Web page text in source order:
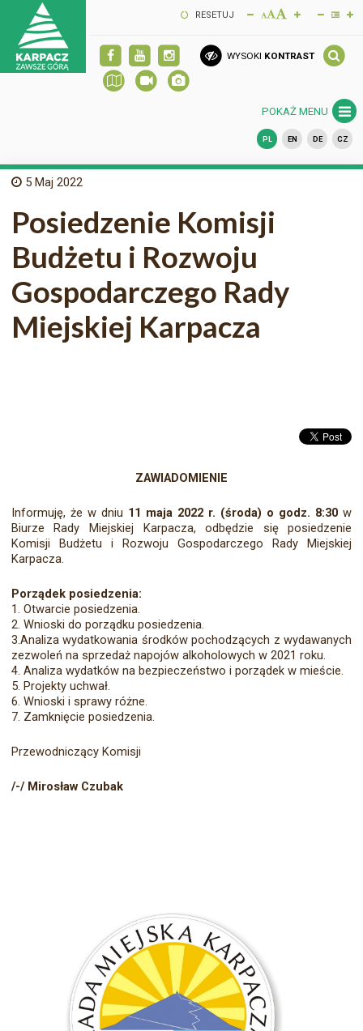
RESETUJ
WYSOKI KONTRAST
POKAŻ MENU
PL EN DE CZ
5 Maj 2022
Posiedzenie Komisji
Budżetu i Rozwoju
Gospodarczego Rady
Miejskiej Karpacza
ZAWIADOMIENIE
Informuję, że w dniu 11 maja 2022 r. (środa) o godz. 8:30 w
Biurze Rady Miejskiej Karpacza, odbędzie się posiedzenie
Komisji Budżetu i Rozwoju Gospodarczego Rady Miejskiej
Karpacza.
Porządek posiedzenia:
1. Otwarcie posiedzenia.
2. Wnioski do porządku posiedzenia.
3.Analiza wydatkowania środków pochodzących z wydawanych
zezwoleń na sprzedaż napojów alkoholowych w 2021 roku.
4. Analiza wydatków na bezpieczeństwo i porządek w mieście.
5. Projekty uchwał.
6. Wnioski i sprawy różne.
7. Zamknięcie posiedzenia.
Przewodniczący Komisji
/-/ Mirosław Czubak